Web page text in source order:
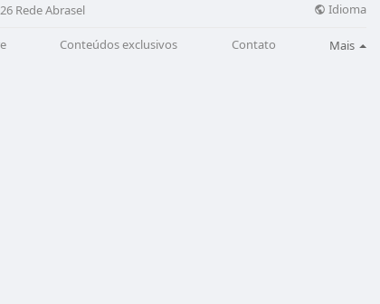
Rede Abrasel Idioma
Conteúdos exclusivos Contato Mais